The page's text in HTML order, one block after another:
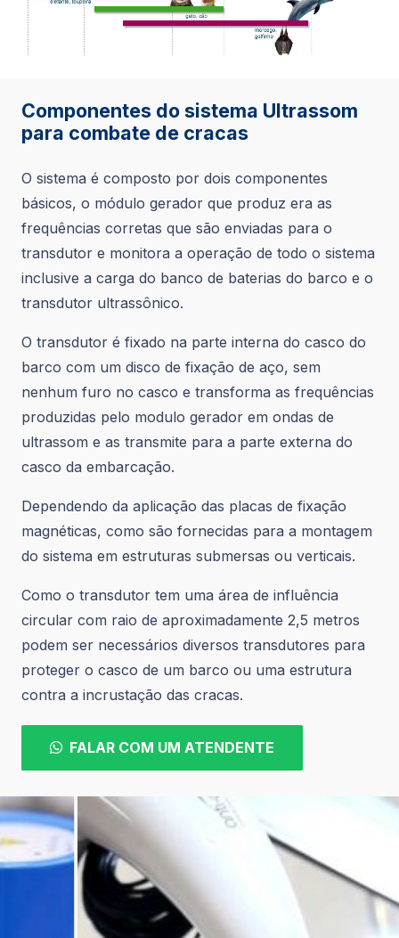
Componentes do sistema Ultrassom
para combate de cracas
O sistema é composto por dois componentes
básicos, o módulo gerador que produz era as
frequências corretas que são enviadas para o
transdutor e monitora a operação de todo o sistema
inclusive a carga do banco de baterias do barco e o
transdutor ultrassônico.
O transdutor é fixado na parte interna do casco do
barco com um disco de fixação de aço, sem
nenhum furo no casco e transforma as frequências
produzidas pelo modulo gerador em ondas de
ultrassom e as transmite para a parte externa do
casco da embarcação.
Dependendo da aplicação das placas de fixação
magnéticas, como são fornecidas para a montagem
do sistema em estruturas submersas ou verticais.
Como o transdutor tem uma área de influência
circular com raio de aproximadamente 2,5 metros
podem ser necessários diversos transdutores para
proteger o casco de um barco ou uma estrutura
contra a incrustação das cracas.
FALAR COM UM ATENDENTE